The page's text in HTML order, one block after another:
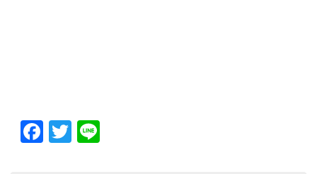
Facebook
Twitter
Line